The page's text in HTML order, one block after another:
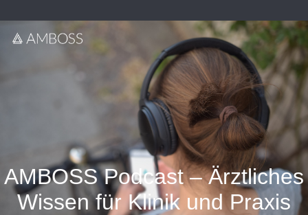
AMBOSS Podcast – Ärztliches
Wissen für Klinik und Praxis